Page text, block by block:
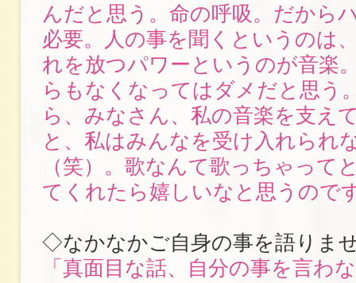
んだと思う。命の呼吸。だから
必要。人の事を聞くというのは
れを放つパワーというのが音楽
らもなくなってはダメだと思う
ら、みなさん、私の音楽を支え
と、私はみんなを受け入れられ
（笑）。歌なんて歌っちゃって
てくれたら嬉しいなと思うので
◇なかなかご自身の事を語りま
「真面目な話、自分の事を言わ